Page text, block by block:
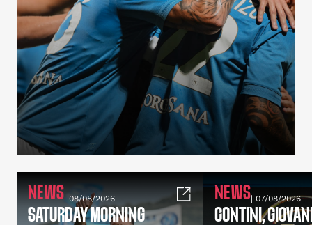
NEWS| 08/08/2026
SATURDAY MORNING
NEWS| 07/08/2026
CONTINI,